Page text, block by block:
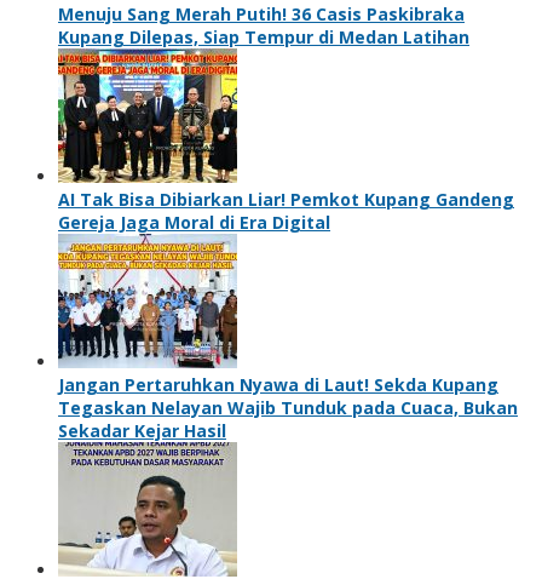
Menuju Sang Merah Putih! 36 Casis Paskibraka
Kupang Dilepas, Siap Tempur di Medan Latihan
AI Tak Bisa Dibiarkan Liar! Pemkot Kupang Gandeng
Gereja Jaga Moral di Era Digital
Jangan Pertaruhkan Nyawa di Laut! Sekda Kupang
Tegaskan Nelayan Wajib Tunduk pada Cuaca, Bukan
Sekadar Kejar Hasil